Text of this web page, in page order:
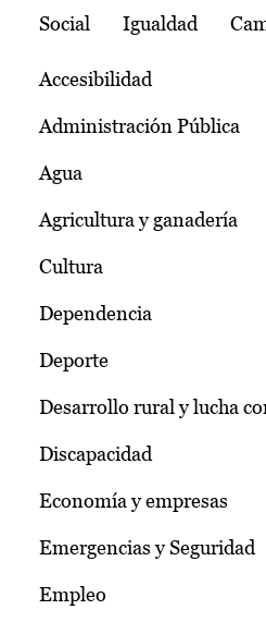
Social Igualdad
Accesibilidad
Administración Pública
Agua
Agricultura y ganadería
Cultura
Dependencia
Deporte
Desarrollo rural y lucha
Discapacidad
Economía y empresas
Emergencias y Seguridad
Empleo